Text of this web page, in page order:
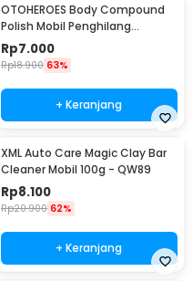
OTOHEROES Body Compound
Polish Mobil Penghilang
Goresan 15g with Spons - YYC-
508
Rp7.000
Rp18.900 63%
+ Keranjang
XML Auto Care Magic Clay Bar
Cleaner Mobil 100g - QW89
Rp8.100
Rp20.900 62%
+ Keranjang